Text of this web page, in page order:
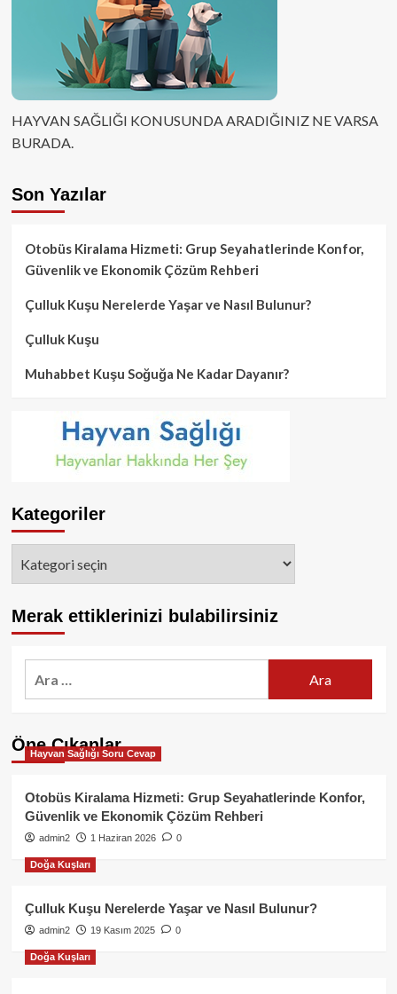
HAYVAN SAĞLIĞI KONUSUNDA ARADIĞINIZ NE VARSA
BURADA.
Son Yazılar
Otobüs Kiralama Hizmeti: Grup Seyahatlerinde Konfor,
Güvenlik ve Ekonomik Çözüm Rehberi
Çulluk Kuşu Nerelerde Yaşar ve Nasıl Bulunur?
Çulluk Kuşu
Muhabbet Kuşu Soğuğa Ne Kadar Dayanır?
Kategoriler
Merak ettiklerinizi bulabilirsiniz
Öne Çıkanlar
Hayvan Sağlığı Soru Cevap
Otobüs Kiralama Hizmeti: Grup Seyahatlerinde Konfor,
Güvenlik ve Ekonomik Çözüm Rehberi
admin2 1 Haziran 2026 0
Doğa Kuşları
Çulluk Kuşu Nerelerde Yaşar ve Nasıl Bulunur?
admin2 19 Kasım 2025 0
Doğa Kuşları